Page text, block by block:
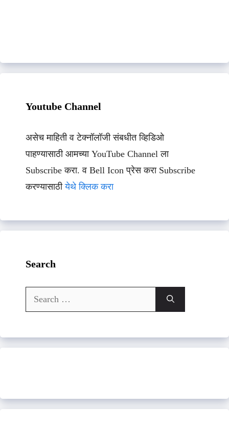
Youtube Channel
असेच माहिती व टेक्नॉलॉजी संबधीत व्हिडिओ
पाहण्यासाठी आमच्या YouTube Channel ला
Subscribe करा. व Bell Icon प्रेस करा Subscribe
करण्यासाठीयेथे क्लिक करा
Search
Search
for: